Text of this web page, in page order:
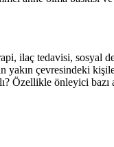
ilaç tedavisi, sosyal
çevresindeki
Özellikle önleyici